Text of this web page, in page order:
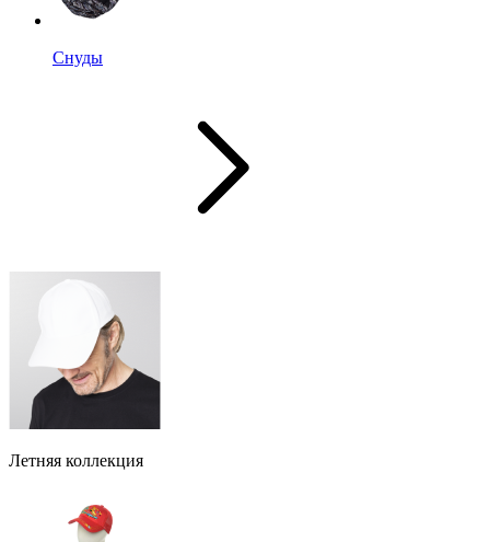
Снуды
Летняя коллекция